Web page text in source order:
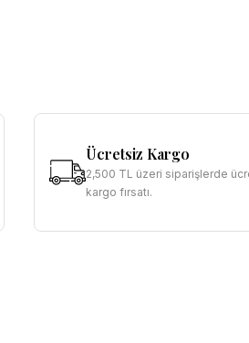
Ücretsiz Kargo
2,500 TL üzeri siparişlerde
kargo fırsatı.